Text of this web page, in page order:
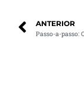
ANTERIOR